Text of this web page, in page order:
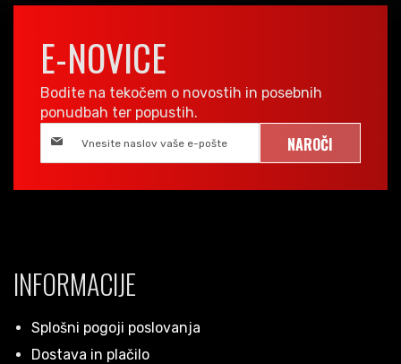
E-NOVICE
Bodite na tekočem o novostih in posebnih
ponudbah ter popustih.
NAROČI
INFORMACIJE
Splošni pogoji poslovanja
Dostava in plačilo